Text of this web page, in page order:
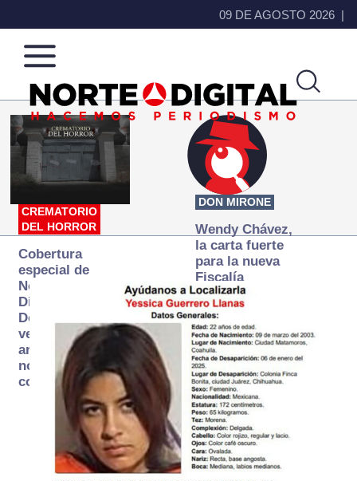
09 DE AGOSTO 2026
Norte
de
Ciudad
Más
que
noticias,
hacemos periodismo
CREMATORIO
DEL HORROR
Cobertura
especial de
Norte
Digital:
Donde la
verdad
arde… pero
no se
consume
DON MIRONE
Wendy Chávez,
la carta fuerte
para la nueva
Fiscalía
autónoma